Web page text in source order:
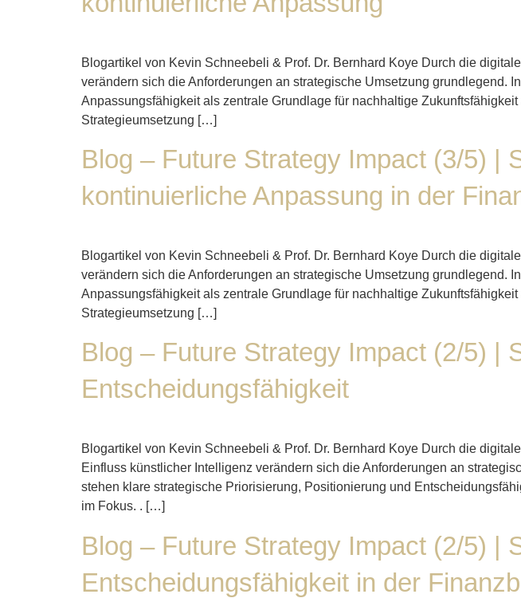
Blogartikel von Kevin Schneebeli & Prof. Dr. Bernhard Koye Durch die
verändern sich die Anforderungen an strategische Umsetzung grundlegend.
Anpassungsfähigkeit als zentrale Grundlage für nachhaltige
Strategieumsetzung […]
Blog – Future Strategy Impact (3/5) |
kontinuierliche Anpassung in der
Blogartikel von Kevin Schneebeli & Prof. Dr. Bernhard Koye Durch die
verändern sich die Anforderungen an strategische Umsetzung grundlegend.
Anpassungsfähigkeit als zentrale Grundlage für nachhaltige
Strategieumsetzung […]
Blog – Future Strategy Impact (2/5) |
Entscheidungsfähigkeit
Blogartikel von Kevin Schneebeli & Prof. Dr. Bernhard Koye Durch die
Einfluss künstlicher Intelligenz verändern sich die Anforderungen an
stehen klare strategische Priorisierung, Positionierung und
im Fokus. . […]
Blog – Future Strategy Impact (2/5) |
Entscheidungsfähigkeit in der